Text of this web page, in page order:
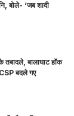
बोले- ‘जब शादी
तबादले, बालाघाट हॉक
बदले गए